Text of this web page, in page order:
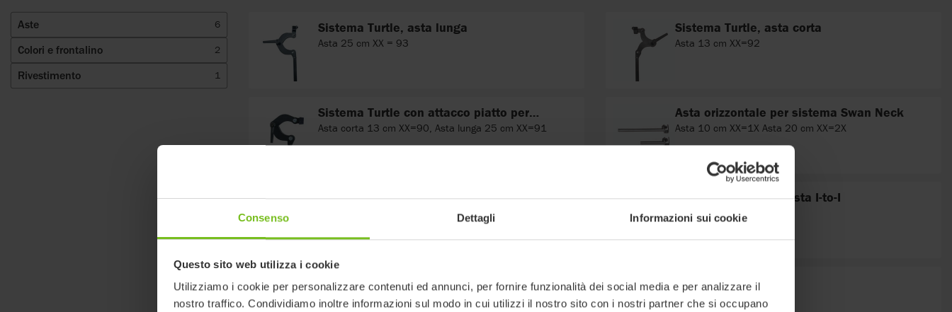
Consenso Dettagli Informazioni sui cookie
Questo sito web utilizza i cookie
Utilizziamo i cookie per personalizzare contenuti ed annunci, per fornire funzionalità dei social media e per analizzare il
nostro traffico. Condividiamo inoltre informazioni sul modo in cui utilizzi il nostro sito con i nostri partner che si occupano
Aste 6
Colori e frontalino 2
Rivestimento 1
Sistema Turtle, asta lunga
Asta 25 cm XX = 93
Sistema Turtle, asta corta
Asta 13 cm XX=92
Sistema Turtle con attacco piatto per
pogg. dinamici
Asta corta 13 cm XX=90, Asta lunga 25 cm XX=91
Asta orizzontale per sistema Swan Neck
Asta 10 cm XX=1X Asta 20 cm XX=2X
Asta verticale per sistema Swan Neck
Asta corta 19 cm XX=X1, Asta lunga 34 cm XX=X2
Attacco per poggiatesta I-to-I
PU Grigio, X=1 PU Nero, X=2